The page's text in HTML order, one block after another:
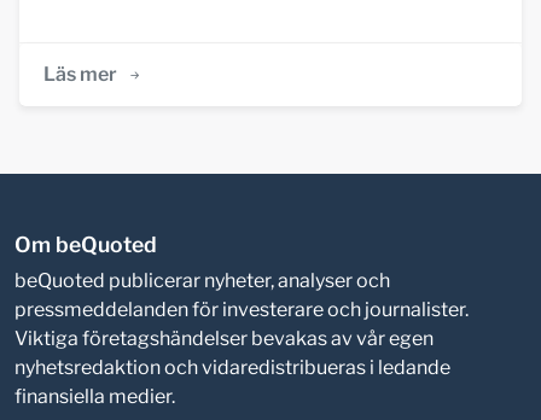
Läs mer
Om beQuoted
beQuoted publicerar nyheter, analyser och
pressmeddelanden för investerare och journalister.
Viktiga företagshändelser bevakas av vår egen
nyhetsredaktion och vidaredistribueras i ledande
finansiella medier.